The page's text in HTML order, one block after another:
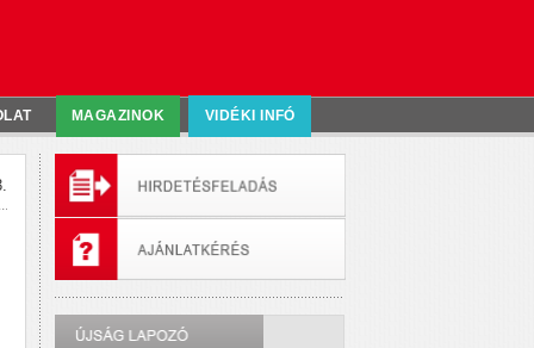
MAGAZINOK VIDÉKI INFÓ